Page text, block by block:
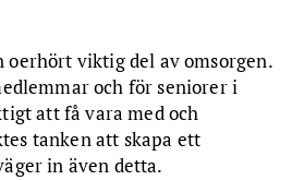
oerhört viktig del av omsorgen.
och för seniorer i
att få vara med och
tanken att skapa ett
in även detta.